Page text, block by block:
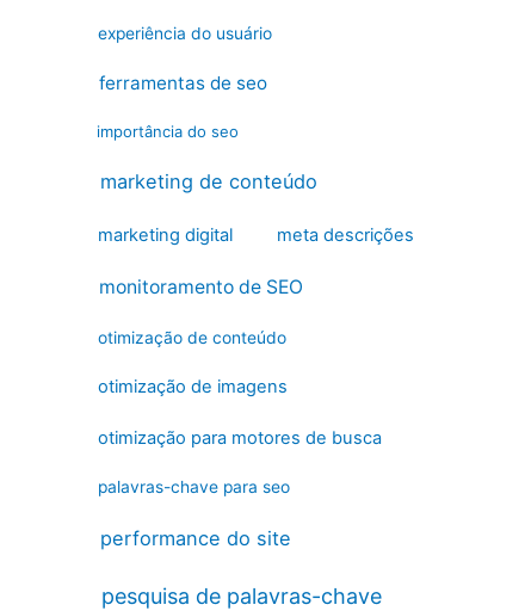
experiência do usuário
ferramentas de seo
importância do seo
marketing de conteúdo
marketing digital meta descrições
monitoramento de SEO
otimização de conteúdo
otimização de imagens
otimização para motores de busca
palavras-chave para seo
performance do site
pesquisa de palavras-chave